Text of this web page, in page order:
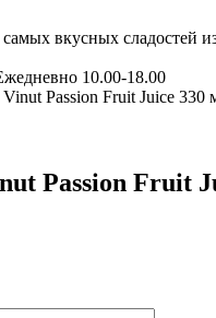
вкусных сладостей
10.00-18.00
Passion Fruit Juice 330
Passion Fruit